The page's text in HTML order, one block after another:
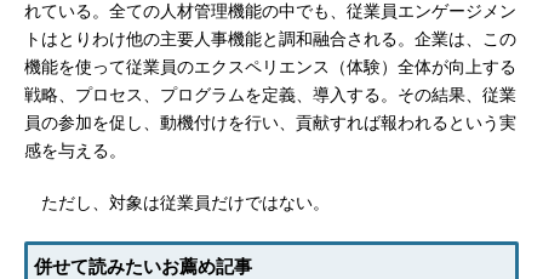
れている。全ての人材管理機能の中でも、従業員エンゲージメン
トはとりわけ他の主要人事機能と調和融合される。企業は、この
機能を使って従業員のエクスペリエンス（体験）全体が向上する
戦略、プロセス、プログラムを定義、導入する。その結果、従業
員の参加を促し、動機付けを行い、貢献すれば報われるという実
感を与える。
ただし、対象は従業員だけではない。
併せて読みたいお薦め記事